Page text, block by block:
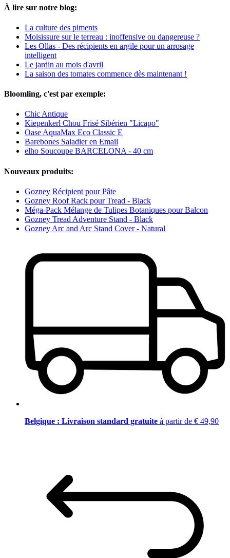
À lire sur notre blog:
La culture des piments
Moisissure sur le terreau : inoffensive ou dangereuse ?
Les Ollas - Des récipients en argile pour un arrosage
intelligent
Le jardin au mois d'avril
La saison des tomates commence dès maintenant !
Bloomling, c'est par exemple:
Chic Antique
Kiepenkerl Chou Frisé Sibérien "Licapo"
Oase AquaMax Eco Classic E
Barebones Saladier en Email
elho Soucoupe BARCELONA - 40 cm
Nouveaux produits:
Gozney Récipient pour Pâte
Gozney Roof Rack pour Tread - Black
Méga-Pack Mélange de Tulipes Botaniques pour Balcon
Gozney Tread Adventure Stand - Black
Gozney Arc and Arc Stand Cover - Natural
Belgique : Livraison standard gratuite à partir de € 49,90